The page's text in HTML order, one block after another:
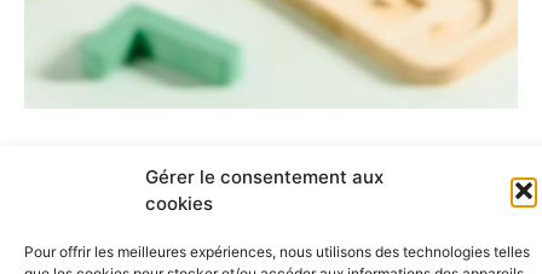
Gérer le consentement aux
cookies
Pour offrir les meilleures expériences, nous utilisons des technologies telles